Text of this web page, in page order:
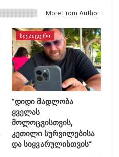
More From Author
ᲡᲚᲐᲘᲓᲔᲠᲘ
”დიდი მადლობა
ყველას
მოლოცვისთვის,
კეთილი სურვილებისა
და სიყვარულისთვის“